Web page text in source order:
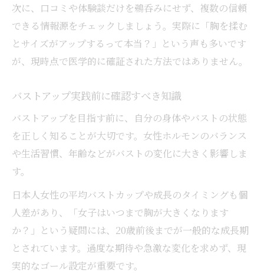
次に、口コミや体験談だけを鵜呑みにせず、複数の信頼
できる情報源をチェックしましょう。実際に「胸を揉む
とサイズがアップするって本当？」という声も多いです
が、現時点で医学的に確証された方法ではありません。
バストアップ実践前に確認すべき知識
バストアップを目指す前に、自分の身体やバストの状態
を正しく知ることが大切です。女性ホルモンのバランス
や生活習慣、年齢などがバストの変化に大きく影響しま
す。
日本人女性の平均バストカップや成長のタイミングも個
人差があり、「女子はいつまで胸が大きくなります
か？」という疑問には、20歳前後までが一般的な成長期
とされています。過度な期待や急激な変化を求めず、現
実的なゴール設定が重要です。